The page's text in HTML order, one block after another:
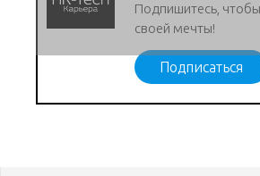
Подпишитесь,
своей мечты!
Подписаться